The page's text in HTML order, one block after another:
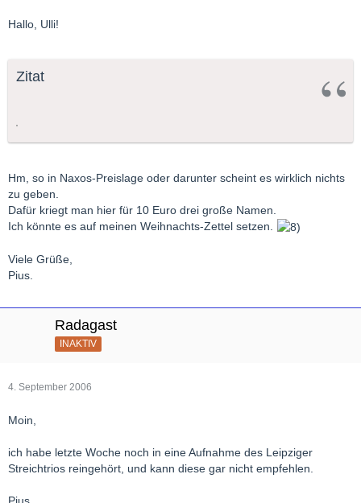
Hallo, Ulli!
Zitat
Hm, so in Naxos-Preislage oder darunter scheint es wirklich nichts
zu geben.
Dafür kriegt man hier für 10 Euro drei große Namen.
Ich könnte es auf meinen Weihnachts-Zettel setzen.
Viele Grüße,
Pius.
Radagast
INAKTIV
4. September 2006
Moin,
ich habe letzte Woche noch in eine Aufnahme des Leipziger
Streichtrios reingehört, und kann diese gar nicht empfehlen.